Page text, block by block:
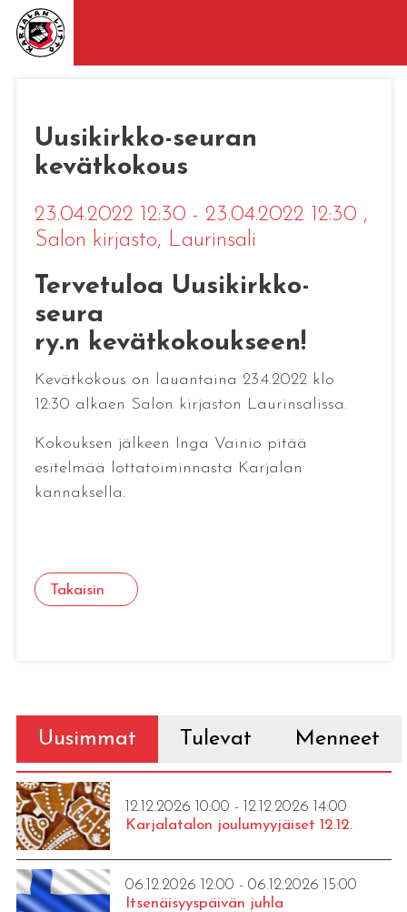
Uusikirkko-seuran
kevätkokous
23.04.2022 12:30 - 23.04.2022 12:30 ,
Salon kirjasto, Laurinsali
Tervetuloa Uusikirkko-
seura
ry.n kevätkokoukseen!
Kevätkokous on lauantaina 23.4.2022 klo
12:30 alkaen Salon kirjaston Laurinsalissa.
Kokouksen jälkeen Inga Vainio pitää
esitelmää lottatoiminnasta Karjalan
kannaksella.
Takaisin
Uusimmat Tulevat Menneet
12.12.2026 10:00 - 12.12.2026 14:00
Karjalatalon joulumyyjäiset 12.12.
06.12.2026 12:00 - 06.12.2026 15:00
Itsenäisyyspäivän juhla